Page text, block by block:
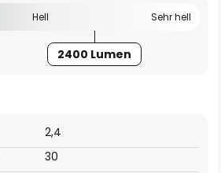
Hell Sehr hell
2400 Lumen
2,4
30